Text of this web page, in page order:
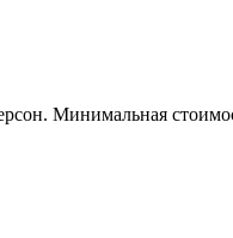
Минимальная